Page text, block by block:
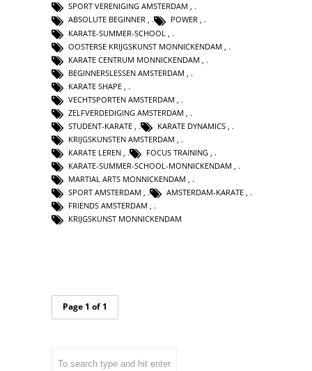
SPORT VERENIGING AMSTERDAM ,
ABSOLUTE BEGINNER , POWER ,
KARATE-SUMMER-SCHOOL
OOSTERSE KRIJGSKUNST MONNICKENDAM
KARATE CENTRUM MONNICKENDAM
BEGINNERSLESSEN AMSTERDAM
KARATE SHAPE
VECHTSPORTEN AMSTERDAM
ZELFVERDEDIGING AMSTERDAM
STUDENT-KARATE
KARATE DYNAMICS
KRIJGSKUNSTEN AMSTERDAM ,
KARATE LEREN , FOCUS TRAINING ,
KARATE-SUMMER-SCHOOL-MONNICKENDAM ,
MARTIAL ARTS MONNICKENDAM ,
SPORT AMSTERDAM , AMSTERDAM-KARATE ,
FRIENDS AMSTERDAM ,
KRIJGSKUNST MONNICKENDAM
Page 1 of 1